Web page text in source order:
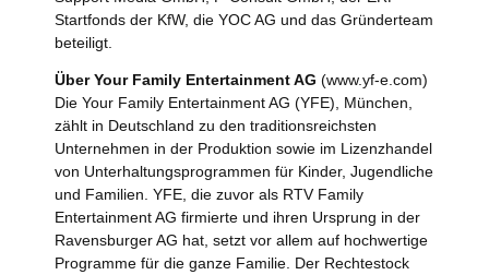
Startfonds der KfW, die YOC AG und das Gründerteam
beteiligt.
Über Your Family Entertainment AG (www.yf-e.com)
Die Your Family Entertainment AG (YFE), München,
zählt in Deutschland zu den traditionsreichsten
Unternehmen in der Produktion sowie im Lizenzhandel
von Unterhaltungsprogrammen für Kinder, Jugendliche
und Familien. YFE, die zuvor als RTV Family
Entertainment AG firmierte und ihren Ursprung in der
Ravensburger AG hat, setzt vor allem auf hochwertige
Programme für die ganze Familie. Der Rechtestock